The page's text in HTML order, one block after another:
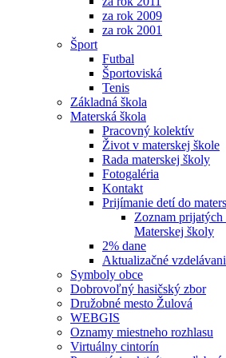
za rok 2009
za rok 2001
Šport
Futbal
Športoviská
Tenis
Základná škola
Materská škola
Pracovný kolektív
Život v materskej škole
Rada materskej školy
Fotogaléria
Kontakt
Prijímanie detí do
Zoznam
Materskej školy
2% dane
Aktualizačné
Symboly obce
Dobrovoľný hasičský zbor
Družobné mesto Žulová
WEBGIS
Oznamy miestneho rozhlasu
Virtuálny cintorín